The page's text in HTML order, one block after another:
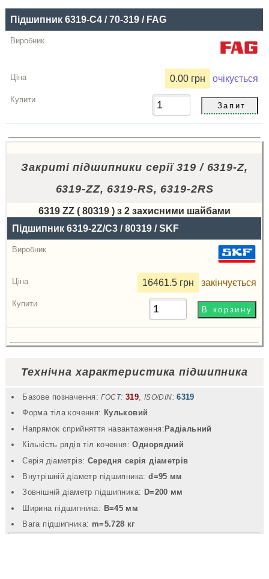
Підшипник 6319-C4 / 70-319 / FAG
0.00 грн очікується
Закриті підшипники серії 319 / 6319-Z,
6319-ZZ, 6319-RS, 6319-2RS
6319 ZZ ( 80319 ) з 2 захисними шайбами
Назва
Виробник
зазор
Ціна,
Купити
Підшипник 6319-2Z/C3 / 80319 / SKF
16461.5 грн закінчується
Технічна характеристика підшипника
Базове позначення: ГОСТ: 319 ISO/DIN: 6319
Форма тіла кочення: Кульковий
Напрямок сприйняття навантаження: Радіальний
Кількість рядів тіл кочення:Однорядний
Серія діаметрів: Середня серія діаметрів
Внутрішній діаметр підшипника:d=95 мм
Зовнішній діаметр підшипника: D=200 мм
Ширина підшипника: B=45 мм
Вага підшипника: m=5.728 кг